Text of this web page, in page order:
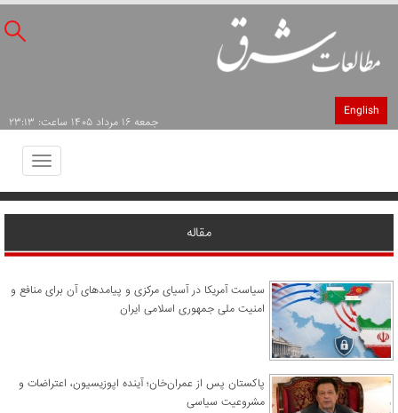
English
جمعه ۱۶ مرداد ۱۴۰۵ ساعت: ۲۳:۱۳
Toggle
مقاله
سیاست آمریکا در آسیای مرکزی و پیامدهای آن برای منافع و
امنیت ملی جمهوری اسلامی ایران
پاکستان پس از عمران‌خان؛ آینده اپوزیسیون، اعتراضات و
مشروعیت سیاسی